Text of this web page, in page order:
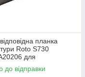
планка
Roto S730
для
вікон 13
фурнітури
до відправки